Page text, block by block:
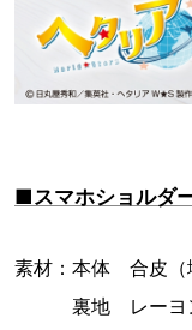
■スマホショルダ
素材：本体 合皮（
裏地 レーヨン